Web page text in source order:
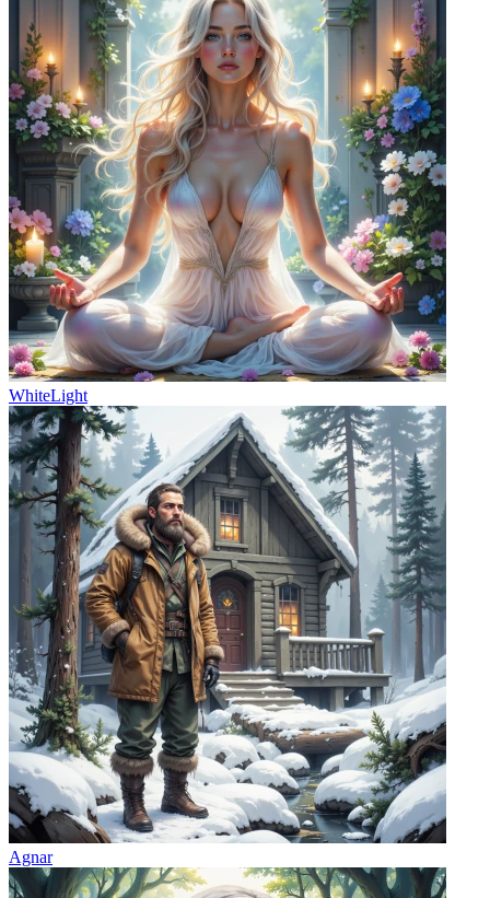
WhiteLight
Agnar